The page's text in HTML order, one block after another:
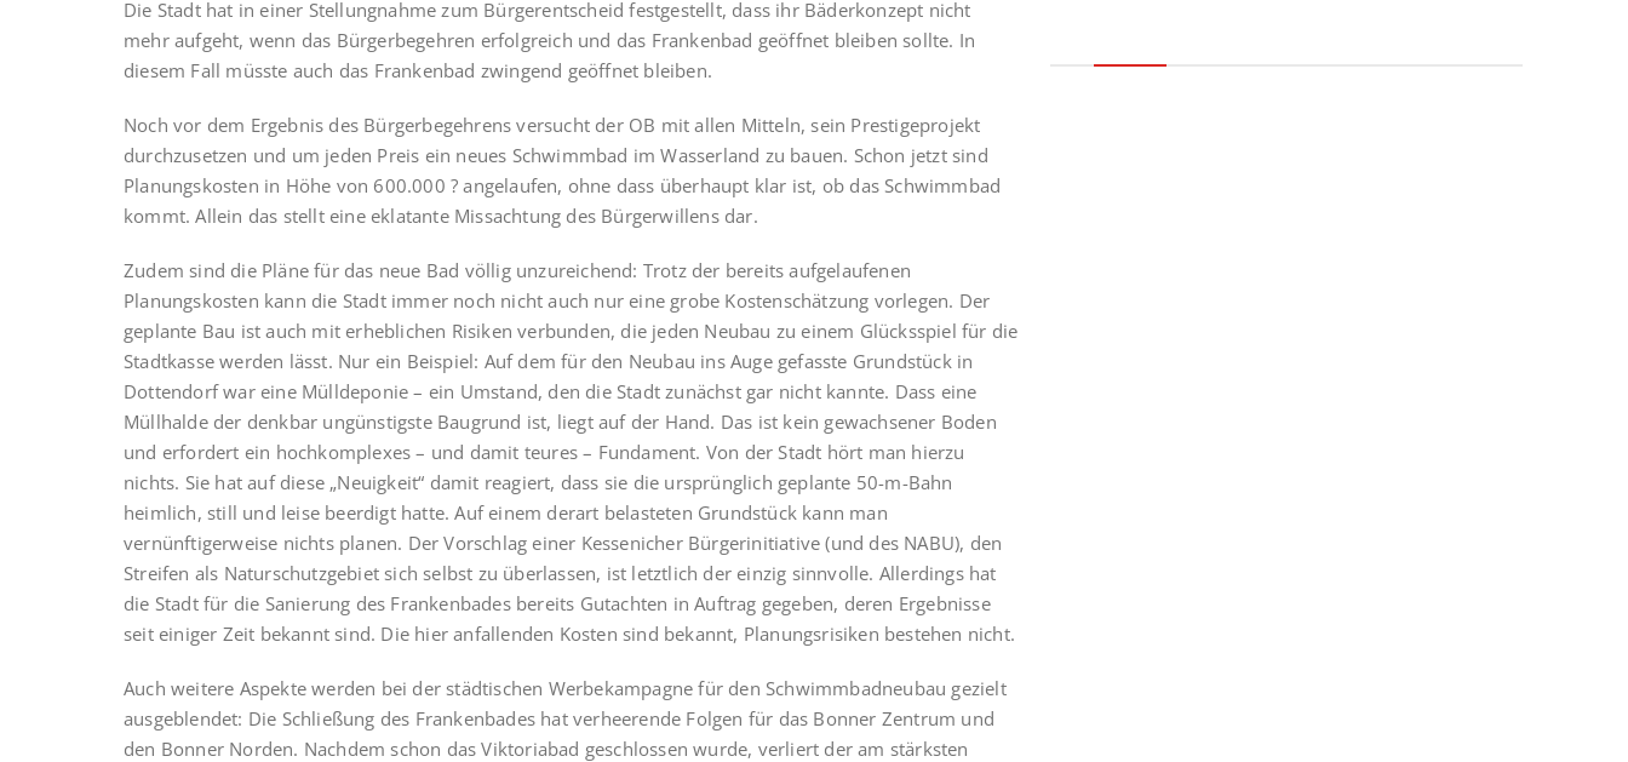
Die Stadt hat in einer Stellungnahme zum Bürgerentscheid festgestellt, dass ihr Bäderkonzept nicht
mehr aufgeht, wenn das Bürgerbegehren erfolgreich und das Frankenbad geöffnet bleiben sollte. In
diesem Fall müsste auch das Frankenbad zwingend geöffnet bleiben.
Noch vor dem Ergebnis des Bürgerbegehrens versucht der OB mit allen Mitteln, sein Prestigeprojekt
durchzusetzen und um jeden Preis ein neues Schwimmbad im Wasserland zu bauen. Schon jetzt sind
Planungskosten in Höhe von 600.000 ? angelaufen, ohne dass überhaupt klar ist, ob das Schwimmbad
kommt. Allein das stellt eine eklatante Missachtung des Bürgerwillens dar.
Zudem sind die Pläne für das neue Bad völlig unzureichend: Trotz der bereits aufgelaufenen
Planungskosten kann die Stadt immer noch nicht auch nur eine grobe Kostenschätzung vorlegen. Der
geplante Bau ist auch mit erheblichen Risiken verbunden, die jeden Neubau zu einem Glücksspiel für die
Stadtkasse werden lässt. Nur ein Beispiel: Auf dem für den Neubau ins Auge gefasste Grundstück in
Dottendorf war eine Mülldeponie – ein Umstand, den die Stadt zunächst gar nicht kannte. Dass eine
Müllhalde der denkbar ungünstigste Baugrund ist, liegt auf der Hand. Das ist kein gewachsener Boden
und erfordert ein hochkomplexes – und damit teures – Fundament. Von der Stadt hört man hierzu
nichts. Sie hat auf diese „Neuigkeit“ damit reagiert, dass sie die ursprünglich geplante 50-m-Bahn
heimlich, still und leise beerdigt hatte. Auf einem derart belasteten Grundstück kann man
vernünftigerweise nichts planen. Der Vorschlag einer Kessenicher Bürgerinitiative (und des NABU), den
Streifen als Naturschutzgebiet sich selbst zu überlassen, ist letztlich der einzig sinnvolle. Allerdings hat
die Stadt für die Sanierung des Frankenbades bereits Gutachten in Auftrag gegeben, deren Ergebnisse
seit einiger Zeit bekannt sind. Die hier anfallenden Kosten sind bekannt, Planungsrisiken bestehen nicht.
Auch weitere Aspekte werden bei der städtischen Werbekampagne für den Schwimmbadneubau gezielt
ausgeblendet: Die Schließung des Frankenbades hat verheerende Folgen für das Bonner Zentrum und
den Bonner Norden. Nachdem schon das Viktoriabad geschlossen wurde, verliert der am stärksten